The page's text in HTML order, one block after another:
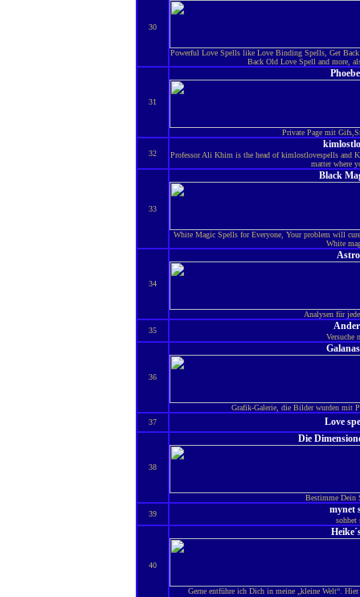
30
Powerful Love Spells like Love Binding Spells, Get
Back Old Love Spell and more,
31
Private Page mit
32
Professor Ali Khim is the head of kimlostlovespells and
matter where
33
Black
White Magic Spells for Everyone, Your problem will
White
34
Analysen für
35
Versuche
36
Grafik-Galerie, die Bilder wurden mit
37
Love
38
Die
Bestimme Dein
39
mynet
sohbet
40
Gerne entführe ich Dich in meine „kleine Welt“.